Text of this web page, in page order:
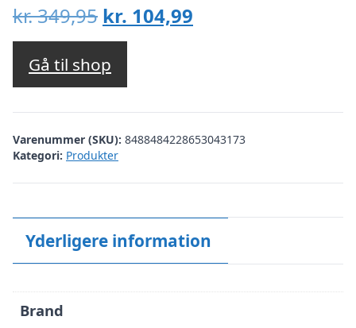
kr.349,95 Den
oprindelige
pris
var:
kr. 349,95.
kr. 104,99
kr. 104,99.
Gå til shop
Varenummer (SKU): 8488484228653043173
Kategori: Produkter
Yderligere information
Brand